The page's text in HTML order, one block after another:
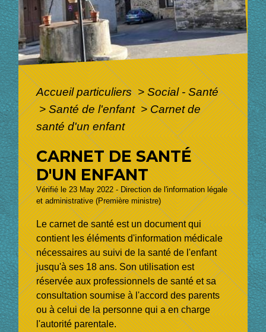
Accueil particuliers> Social - Santé
> Santé de l'enfant> Carnet de
santé d'un enfant
CARNET DE SANTÉ
D'UN ENFANT
Vérifié le 23 May 2022 - Direction de l'information légale
et administrative (Première ministre)
Le carnet de santé est un document qui
contient les éléments d'information médicale
nécessaires au suivi de la santé de l'enfant
jusqu'à ses 18 ans. Son utilisation est
réservée aux professionnels de santé et sa
consultation soumise à l'accord des parents
ou à celui de la personne qui a en charge
l'autorité parentale.